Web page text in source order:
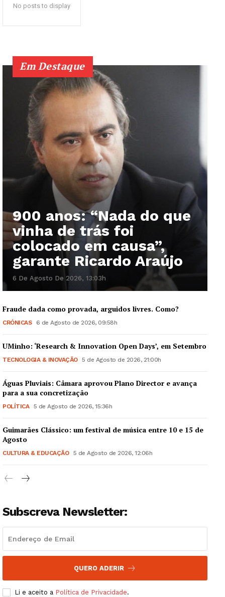
Guimarães, agora!
SUBSCREVA JÁ!
Institucional
Edição Digital
Grande Entrevista
Publicidade
No posts to display
Em Destaque
900 anos: “Nada do que
vinha de trás foi
colocado em causa”,
garante Ricardo Araújo
6 De Agosto De 2026, 13:03h
Fraude dada como provada, arguidos livres. Como?
CRÓNICAS 6 de Agosto de 2026, 09:58h
UMinho: ‘Research & Innovation Open Days’, em Setembro
TECNOLOGIA & INOVAÇÃO 5 de Agosto de 2026, 21:00h
Águas Pluviais: Câmara aprovou Plano Director e avança
para a sua concretização
POLÍTICA 5 de Agosto de 2026, 15:36h
Guimarães Clássico: um festival de música entre 10 e 15 de
Agosto
CULTURA & EDUCAÇÃO 5 de Agosto de 2026, 12:06h
Subscreva Newsletter:
QUERO ADERIR
Li e aceito a Política de Privacidade.